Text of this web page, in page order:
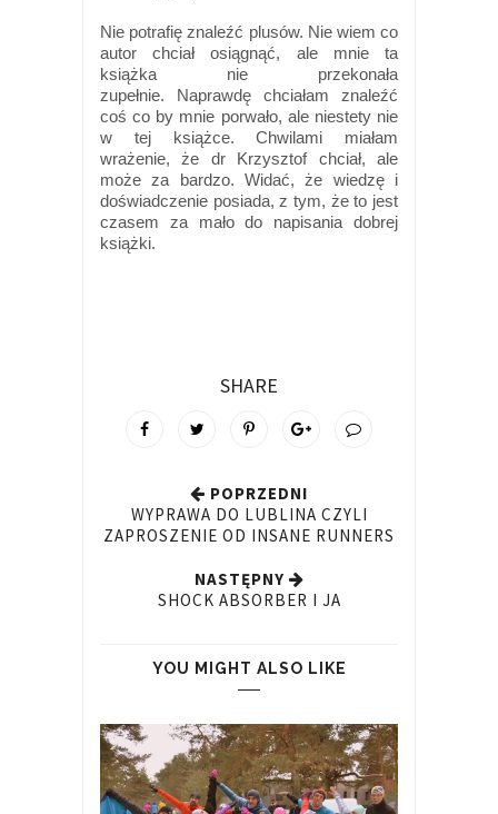
Nie potrafię znaleźć plusów. Nie wiem co
autor chciał osiągnąć, ale mnie ta
książka nie przekonała
zupełnie. Naprawdę chciałam znaleźć
coś co by mnie porwało, ale niestety nie
w tej książce. Chwilami miałam
wrażenie, że dr Krzysztof chciał, ale
może za bardzo. Widać, że wiedzę i
doświadczenie posiada, z tym, że to jest
czasem za mało do napisania dobrej
książki.
SHARE
POPRZEDNI
WYPRAWA DO LUBLINA CZYLI
ZAPROSZENIE OD INSANE RUNNERS
NASTĘPNY
SHOCK ABSORBER I JA
YOU MIGHT ALSO LIKE